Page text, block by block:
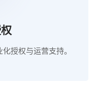
授权与运营支持。